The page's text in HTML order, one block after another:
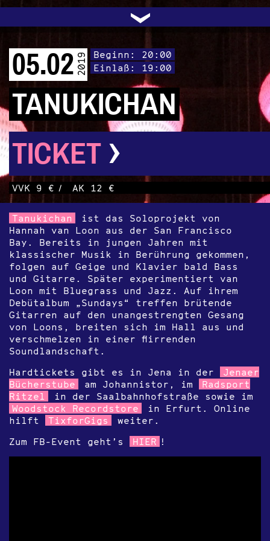
PROGRAMM
ARCHIV
AUDIO|VIDEO
LICHTBLICKE
TRANSIT
OFFENE TÜR
FACEBOOK
INSTAGRAM
KONTAKT
TRAFO
UNTERSTÜTZEN
POLITIK
›
TANUKICHAN
TICKET ›
VVK 9 € / AK 12 €
Beginn: 20:00
Einlaß: 19:00
05.022019
Tanukichan
ist das Soloprojekt von
Hannah van Loon aus der San Francisco
Bay. Bereits in jungen Jahren mit
klassischer Musik in Berührung gekommen,
folgen auf Geige und Klavier bald Bass
und Gitarre. Später experimentiert van
Loon mit Bluegrass und Jazz. Auf ihrem
Debütalbum „Sundays“ treffen brütende
Gitarren auf den unangestrengten Gesang
von Loons, breiten sich im Hall aus und
verschmelzen in einer flirrenden
Soundlandschaft.
Hardtickets gibt es in Jena in der
Jenaer
Bücherstube
am Johannistor, im
Radsport
Ritzel
in der Saalbahnhofstraße sowie im
Woodstock Recordstore
in Erfurt. Online
hilft
TixforGigs
weiter.
Zum FB-Event geht’s
HIER !